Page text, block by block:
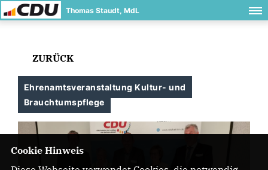
Thomas Staudt, MdL
ZURÜCK
Ehrenamtsveranstaltung Kultur- und
Brauchtumspflege
Cookie Hinweis